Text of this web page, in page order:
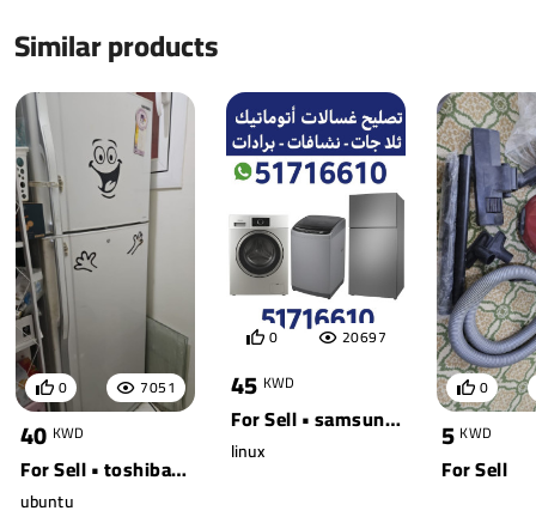
Similar products
7051
0
40 KWD
For Sell • toshiba • white
ubuntu
20697
0
45 KWD
For Sell • samsung • white
linux
0
5 KWD
For Sell